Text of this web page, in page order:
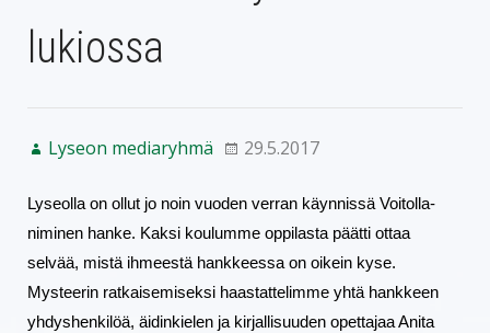
lukiossa
Lyseon mediaryhmä 29.5.2017
Lyseolla on ollut jo noin vuoden verran käynnissä Voitolla-
niminen hanke. Kaksi koulumme oppilasta päätti ottaa
selvää, mistä ihmeestä hankkeessa on oikein kyse.
Mysteerin ratkaisemiseksi haastattelimme yhtä hankkeen
yhdyshenkilöä, äidinkielen ja kirjallisuuden opettajaa Anita